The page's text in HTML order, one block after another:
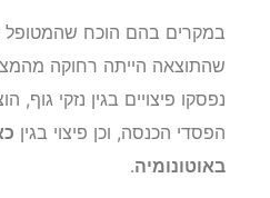
במקרים בהם הוכח
שהתוצאה הייתה רחוקה
נפסקו פיצויים בגין נזקי גוף,
הפסדי הכנסה, וכן פיצוי בגין
באוטונומיה.